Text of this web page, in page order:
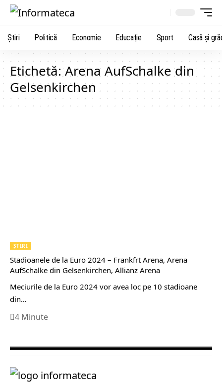
Știri Politică Economie Educaţie Sport Casă şi
Etichetă:Arena AufSchalke din
Gelsenkirchen
ȘTIRI
Stadioanele de la Euro 2024 – Frankfrt Arena, Arena
AufSchalke din Gelsenkirchen, Allianz Arena
Meciurile de la Euro 2024 vor avea loc pe 10 stadioane
din…
4 Minute